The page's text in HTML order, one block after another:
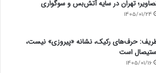
تهران در سایه آتش‌بس و سوگواری
1405/01/24
حرف‌های رکیک، نشانه «پیروزی» نیست،
است
1405/01/16